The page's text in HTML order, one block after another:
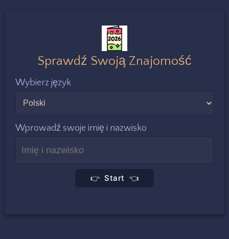
Sprawdź Swoją Znajomość
Wybierz język
Wprowadź swoje imię i nazwisko
👉 Start 👈